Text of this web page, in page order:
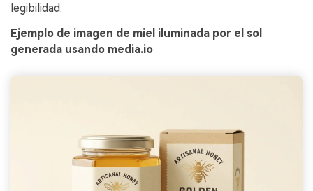
legibilidad.
Ejemplo de imagen de miel iluminada por el sol
generada usando media.io